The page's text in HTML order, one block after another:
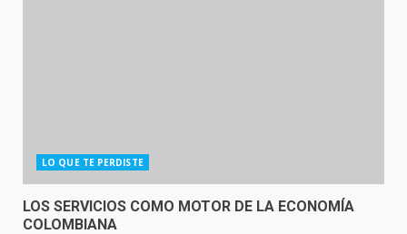
LO QUE TE PERDISTE
LOS SERVICIOS COMO MOTOR DE LA ECONOMÍA
COLOMBIANA